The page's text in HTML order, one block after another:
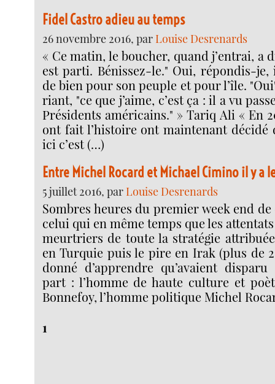
Fidel Castro adieu au temps
26 novembre 2016, par Louise Desrenards
« Ce matin, le boucher, quand j’entrai, a
est parti. Bénissez-le." Oui, répondis-
de bien pour son peuple et pour l’île.
riant, "ce que j’aime, c’est ça : il a vu
Présidents américains." » Tariq Ali « En
ont fait l’histoire ont maintenant décidé
ici c’est (…)
Entre Michel Rocard et Michael Cimino il y a
5 juillet 2016, par Louise Desrenards
Sombres heures du premier week end
celui qui en même temps que les
meurtriers de toute la stratégie
en Turquie puis le pire en Irak (plus de
donné d’apprendre qu’avaient
part : l’homme de haute culture et
Bonnefoy, l’homme politique Michel
1